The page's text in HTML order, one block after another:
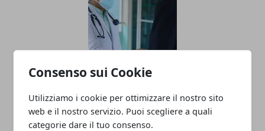
Consenso sui Cookie
Utilizziamo i cookie per ottimizzare il nostro sito
web e il nostro servizio. Puoi scegliere a quali
categorie dare il tuo consenso.
Rimodulazione dei crediti ECM: le nuove
regole per i professionisti sanitari